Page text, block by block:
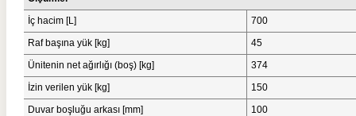
İç hacim [L]
700
Raf başına yük [kg]
45
Ünitenin net ağırlığı (boş) [kg]
374
İzin verilen yük [kg]
150
Duvar boşluğu arkası [mm]
100